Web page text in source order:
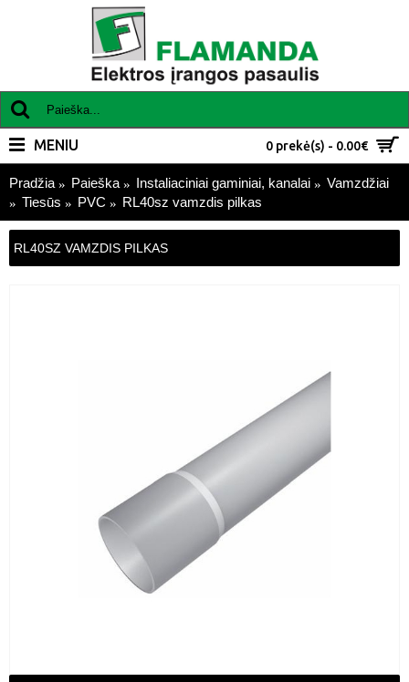
0 prekė(s) - 0.00€
MENIU
Pradžia Paieška Instaliaciniai gaminiai, kanalai
Vamzdžiai
Tiesūs
PVC RL40sz vamzdis pilkas
RL40SZ VAMZDIS PILKAS